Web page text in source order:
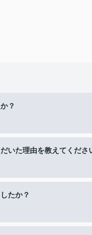
？
いた理由を教えてくださ
たか？